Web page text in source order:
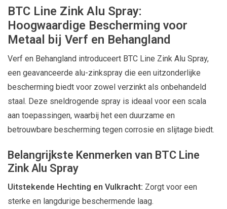
BTC Line Zink Alu Spray:
Hoogwaardige Bescherming voor
Metaal bij Verf en Behangland
Verf en Behangland introduceert BTC Line Zink Alu Spray,
een geavanceerde alu-zinkspray die een uitzonderlijke
bescherming biedt voor zowel verzinkt als onbehandeld
staal. Deze sneldrogende spray is ideaal voor een scala
aan toepassingen, waarbij het een duurzame en
betrouwbare bescherming tegen corrosie en slijtage biedt.
Belangrijkste Kenmerken van BTC Line
Zink Alu Spray
Uitstekende Hechting en Vulkracht: Zorgt voor een
sterke en langdurige beschermende laag.